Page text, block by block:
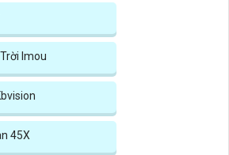
Imou
45X